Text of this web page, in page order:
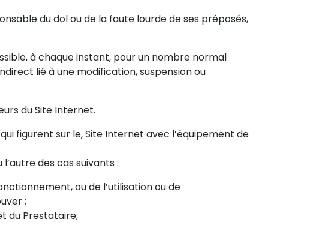
du dol ou de la faute lourde de ses préposés,
à chaque instant, pour un nombre normal
lié à une modification, suspension ou
du Site Internet.
figurent sur le, Site Internet avec l’équipement de
des cas suivants :
ou de l’utilisation ou de
;
du Prestataire;